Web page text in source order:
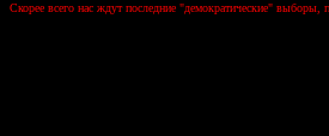
Скорее всего нас ждут последние "демократические"